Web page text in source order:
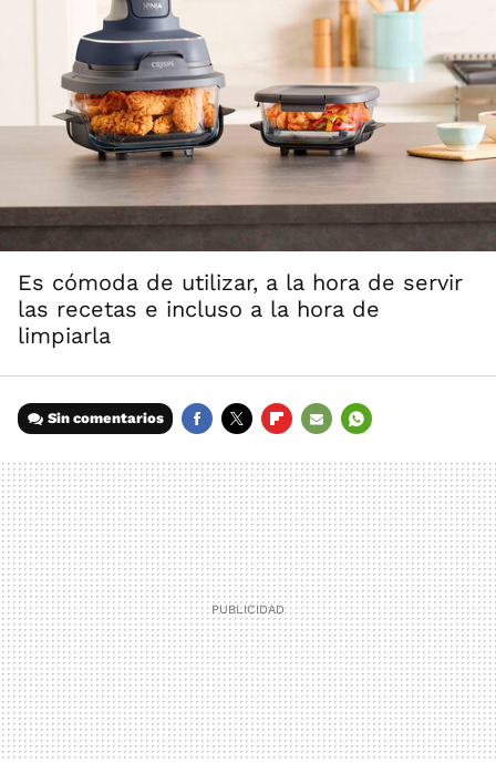
Es cómoda de utilizar, a la hora de servir
las recetas e incluso a la hora de
limpiarla
Sin comentarios
MAIL